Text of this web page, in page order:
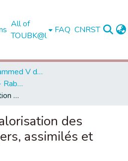
All of
TOUBK@l
FAQ CNRST
Université Mohammed V de Rabat
Faculté des Sciences - Rabat
Traitement et valorisation des déchets ménagers, assimilés et biomasses
des
assimilés et